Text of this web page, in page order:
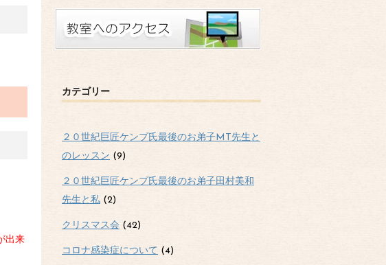
出来
カテゴリー
２０世紀巨匠ケンプ氏最後のお弟子MT先生と
のレッスン (9)
２０世紀巨匠ケンプ氏最後のお弟子田村美和
先生と私 (2)
クリスマス会 (42)
コロナ感染症について (4)